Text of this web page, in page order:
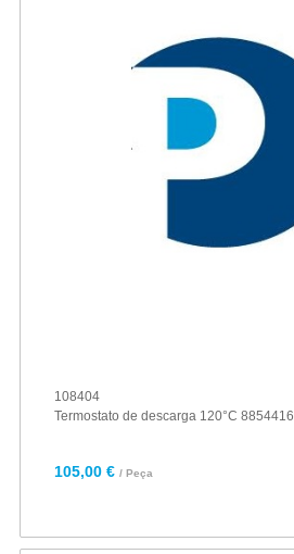
108404
Termostato de descarga 120°C 8854416
105,00 € / Peça